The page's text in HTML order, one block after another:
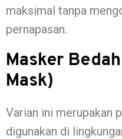
maksimal tanpa
pernapasan.
Masker
Mask)
Varian ini merupakan
digunakan di